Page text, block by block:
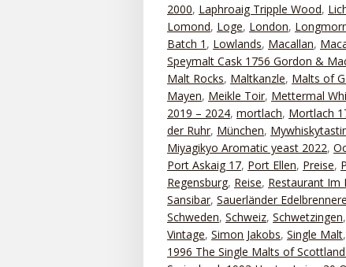
2000, Laphroaig Tripple Wood,
Lomond, Loge, London,
Batch 1 , Lowlands, Macallan,
Speymalt Cask 1756 Gordon &
Malt Rocks, Maltkanzle, Malts of
Mayen, Meikle Toir, Mettermal
2019 – 2024, mortlach, Mortlach
der Ruhr, München,
Miyagikyo Aromatic yeast 2022,
Port Askaig 17, Port Ellen, Preise,
Regensburg, Reise, Restaurant Im
Sansibar, Sauerländer
Schweden, Schweiz, Schwetzingen,
Vintage, Simon Jakobs, Single Malt,
1996 The Single Malts of